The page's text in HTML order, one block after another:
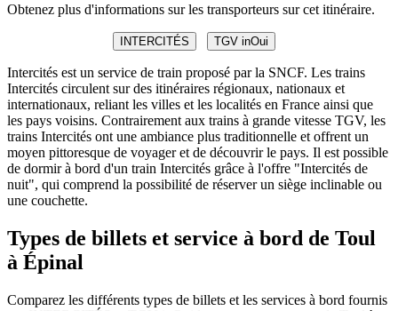
Obtenez plus d'informations sur les transporteurs sur cet itinéraire.
INTERCITÉS TGV inOui
Intercités est un service de train proposé par la SNCF. Les trains
Intercités circulent sur des itinéraires régionaux, nationaux et
internationaux, reliant les villes et les localités en France ainsi que
les pays voisins. Contrairement aux trains à grande vitesse TGV, les
trains Intercités ont une ambiance plus traditionnelle et offrent un
moyen pittoresque de voyager et de découvrir le pays. Il est possible
de dormir à bord d'un train Intercités grâce à l'offre "Intercités de
nuit", qui comprend la possibilité de réserver un siège inclinable ou
une couchette.
Types de billets et service à bord de Toul
à Épinal
Comparez les différents types de billets et les services à bord fournis